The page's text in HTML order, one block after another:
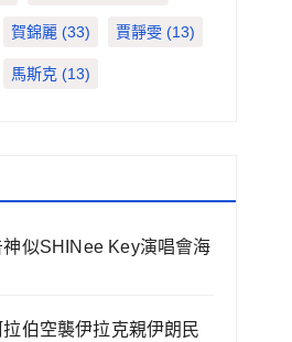
賀錦麗 (33) 賈靜雯 (13)
馬斯克 (13)
似SHINee Key演唱會海
伯空襲伊拉克親伊朗民